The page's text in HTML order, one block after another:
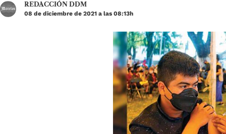
REDACCIÓN DDM
08 de diciembre de 2021 a las 08:13h